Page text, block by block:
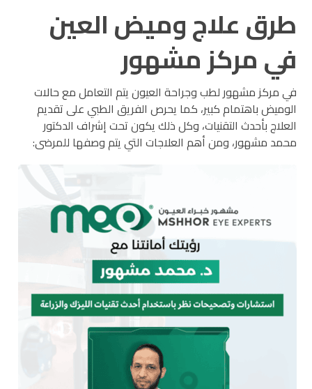
طرق علاج وميض العين
في مركز مشهور
في مركز مشهور لطب وجراحة العيون يتم التعامل مع حالات
الوميض باهتمام كبير، كما يحرص الفريق الطبي على تقديم
العلاج بأحدث التقنيات، وكل ذلك يكون تحت إشراف الدكتور
محمد مشهور، ومن أهم العلاجات التي يتم وصفها للمرضى: